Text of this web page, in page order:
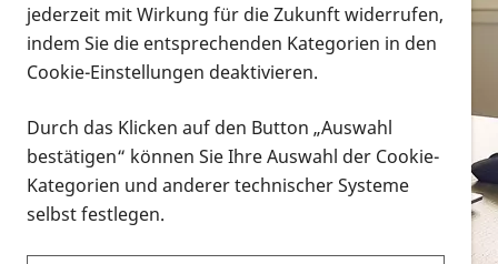
Infomaterial
Infomaterial
Vorlesen
Alle Infomaterialien in verschiedenen
Formaten an einem Ort
Sie möchten wissen, wie Sie nach Infonmaterial
jederzeit mit Wirkung für die Zukunft widerrufen,
indem Sie die entsprechenden Kategorien in den
Cookie-Einstellungen deaktivieren.
Durch das Klicken auf den Button „Auswahl
bestätigen“ können Sie Ihre Auswahl der Cookie-
Kategorien und anderer technischer Systeme
selbst festlegen.